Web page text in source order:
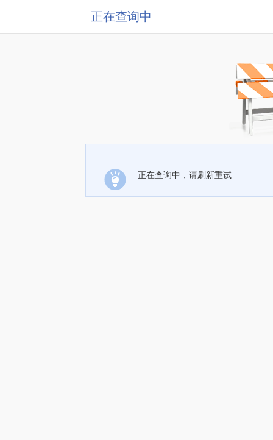
正在查询中
正在查询中，请刷新重试